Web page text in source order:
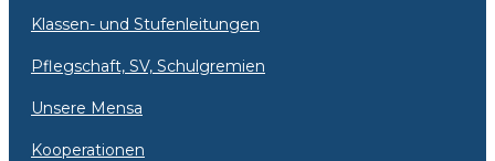
Klassen- und Stufenleitungen
Pflegschaft, SV, Schulgremien
Unsere Mensa
Kooperationen